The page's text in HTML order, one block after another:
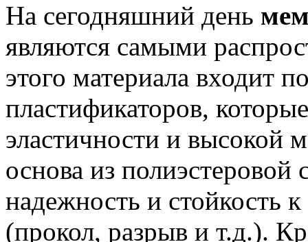
На сегодняшний день
являются самыми
этого материала входит
пластификаторов,
эластичности и высокой
основа из
надежность и стойкость
(прокол, разрыв и т.д.).